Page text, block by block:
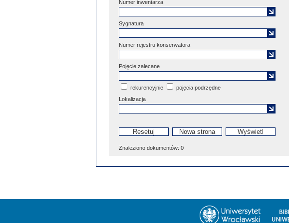
Numer inwentarza
Sygnatura
Numer rejestru konserwatora
Pojęcie zalecane
rekurencyjnie
pojęcia podrzędne
Lokalizacja
Znaleziono dokumentów: 0